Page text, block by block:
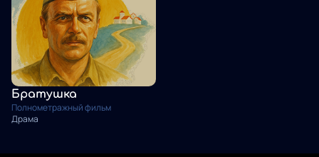
Братушка
Полнометражный фильм
Драма